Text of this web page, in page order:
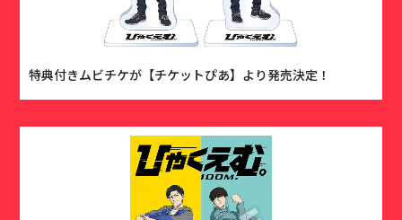
特典付きムビチケが【チケットぴあ】より発売決定！